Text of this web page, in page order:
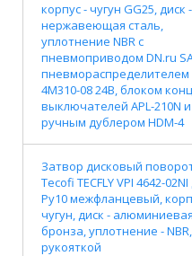
корпус - чугун GG25, диск -
нержавеющая сталь,
уплотнение NBR с
пневмоприводом DN.ru
пневмораспределителем
4M310-08 24В, блоком
выключателей APL-210N и
ручным дублером HDM-4
Затвор дисковый
Tecofi TECFLY VPI 4642-
Ру10 межфланцевый,
чугун, диск - алюминиевая
бронза, уплотнение -
рукояткой